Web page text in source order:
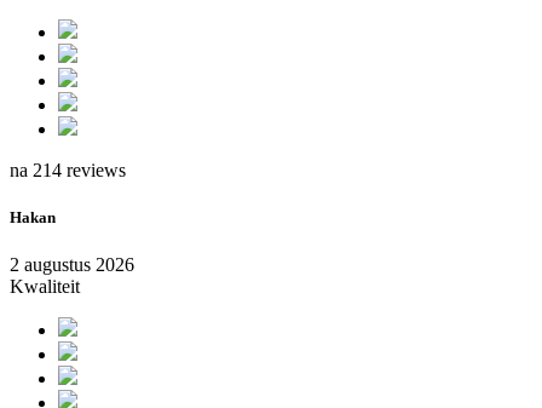
na 214 reviews
Hakan
2 augustus 2026
Kwaliteit